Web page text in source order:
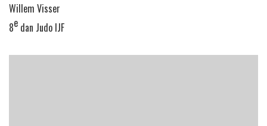
Willem Visser
8e dan Judo IJF